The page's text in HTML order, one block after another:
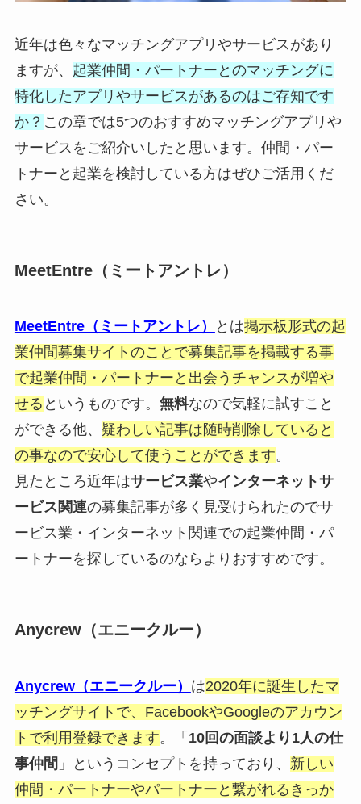
近年は色々なマッチングアプリやサービスがあり
ますが、 起業仲間・パートナーとのマッチングに
特化したアプリやサービスがあるのはご存知です
か？ この章では5つのおすすめマッチングアプリや
サービスをご紹介いしたと思います。仲間・パー
トナーと起業を検討している方はぜひご活用くだ
さい。
MeetEntre（ミートアントレ）
MeetEntre（ミートアントレ） とは掲示板形式の起
業仲間募集サイトのことで募集記事を掲載する事
で起業仲間・パートナーと出会うチャンスが増や
せる というものです。 無料なので気軽に試すこと
ができる他、 疑わしい記事は随時削除していると
の事なので安心して使うことができます。
見たところ近年はサービス業やインターネットサ
ービス関連の募集記事が多く見受けられたのでサ
ービス業・インターネット関連での起業仲間・パ
ートナーを探しているのならよりおすすめです。
Anycrew（エニークルー）
Anycrew（エニークルー） は2020年に誕生したマ
ッチングサイトで、FacebookやGoogleのアカウン
トで利用登録できます。「 10回の面談より1人の仕
事仲間 」というコンセプトを持っており、 新しい
仲間・パートナーやパートナーと繋がれるきっか